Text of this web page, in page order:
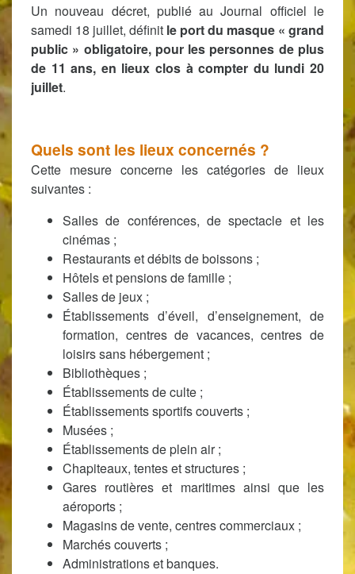
Un nouveau décret, publié au Journal officiel le
samedi 18 juillet, définit le port du masque « grand
public » obligatoire, pour les personnes de plus
de 11 ans, en lieux clos à compter du lundi 20
juillet.
Quels sont les lieux concernés ?
Cette mesure concerne les catégories de lieux
suivantes :
Salles de conférences, de spectacle et les
cinémas ;
Restaurants et débits de boissons ;
Hôtels et pensions de famille ;
Salles de jeux ;
Établissements d’éveil, d’enseignement, de
formation, centres de vacances, centres de
loisirs sans hébergement ;
Bibliothèques ;
Établissements de culte ;
Établissements sportifs couverts ;
Musées ;
Établissements de plein air ;
Chapiteaux, tentes et structures ;
Gares routières et maritimes ainsi que les
aéroports ;
Magasins de vente, centres commerciaux ;
Marchés couverts ;
Administrations et banques.